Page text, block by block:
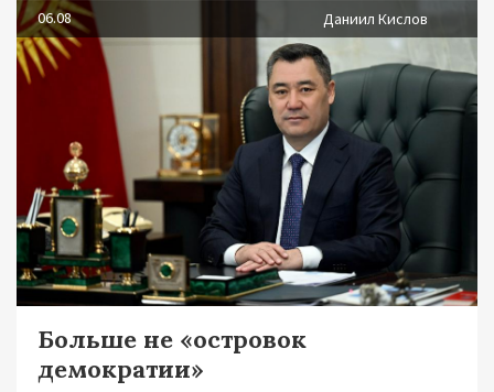
06.08 Даниил Кислов
Больше не «островок
демократии»